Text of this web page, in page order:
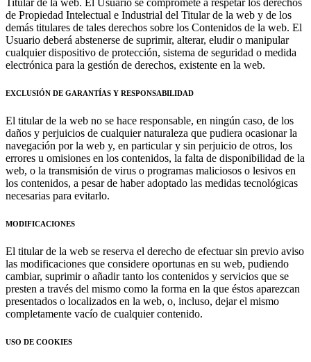
de Propiedad Intelectual e Industrial del Titular de la web y de los
demás titulares de tales derechos sobre los Contenidos de la web. El
Usuario deberá abstenerse de suprimir, alterar, eludir o manipular
cualquier dispositivo de protección, sistema de seguridad o medida
electrónica para la gestión de derechos, existente en la web.
EXCLUSIÓN DE GARANTÍAS Y RESPONSABILIDAD
El titular de la web no se hace responsable, en ningún caso, de los
daños y perjuicios de cualquier naturaleza que pudiera ocasionar la
navegación por la web y, en particular y sin perjuicio de otros, los
errores u omisiones en los contenidos, la falta de disponibilidad de la
web, o la transmisión de virus o programas maliciosos o lesivos en
los contenidos, a pesar de haber adoptado las medidas tecnológicas
necesarias para evitarlo.
MODIFICACIONES
El titular de la web se reserva el derecho de efectuar sin previo aviso
las modificaciones que considere oportunas en su web, pudiendo
cambiar, suprimir o añadir tanto los contenidos y servicios que se
presten a través del mismo como la forma en la que éstos aparezcan
presentados o localizados en la web, o, incluso, dejar el mismo
completamente vacío de cualquier contenido.
USO DE COOKIES